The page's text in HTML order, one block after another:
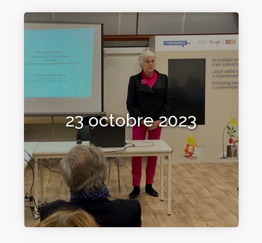
23 octobre 2023